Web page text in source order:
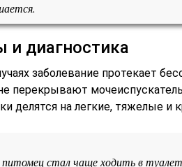
диагностика
заболевание протекает
перекрывают
делятся на легкие, тяжелые и
питомец стал чаще ходить в